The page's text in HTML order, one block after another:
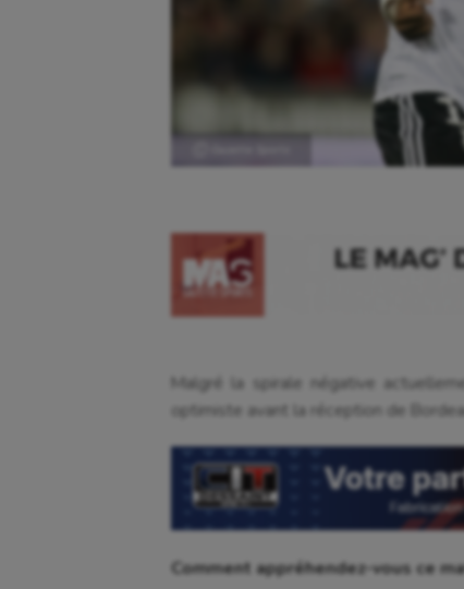
Malgré la spirale négative
optimiste avant la réception de
Comment appréhendez-vous ce